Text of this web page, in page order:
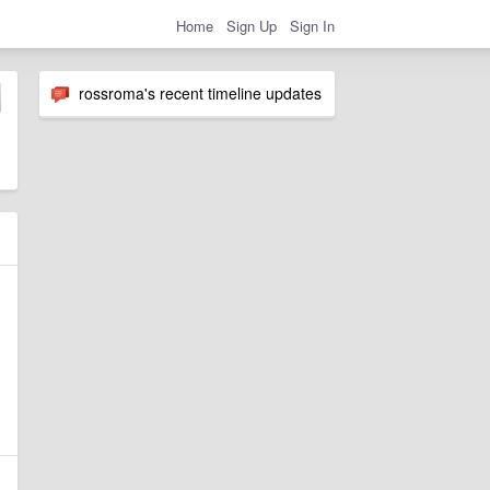
Home Sign Up Sign In
rossroma's recent timeline updates